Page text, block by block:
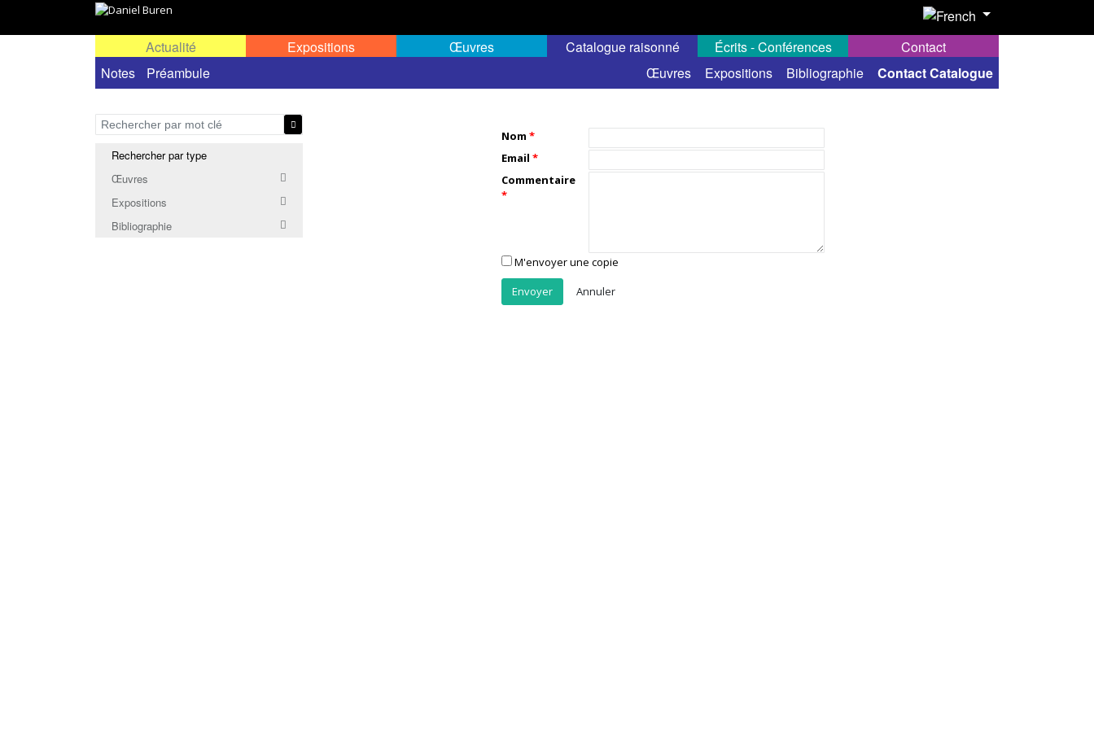
Actualité Expositions Œuvres
Catalogue raisonné
Notes
Préambule Œuvres Expositions Bibliographie Contact Catalogue
Écrits - Conférences Contact
Rechercher par type
Œuvres
Expositions
Bibliographie
Nom
Email
Commentaire
M'envoyer une copie
Annuler